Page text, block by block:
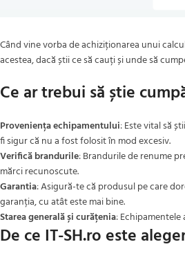
Când vine vorba de achiziționarea unui
acestea, dacă știi ce să cauți și unde să
Ce ar trebui să știe
Proveniența echipamentului: Este vital să
fi sigur că nu a fost folosit în mod excesiv.
Verifică brandurile: Brandurile de renume
mărci recunoscute.
Garantia: Asigură-te că produsul pe care
garanția, cu atât este mai bine.
Starea generală și curățenia:
De ce IT-SH.ro este